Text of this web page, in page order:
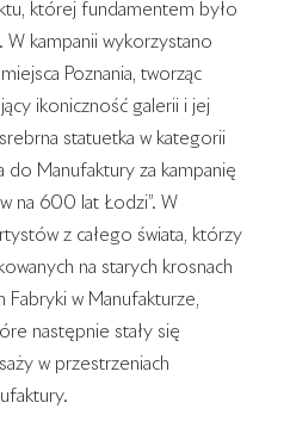
której fundamentem było
W kampanii wykorzystano
Poznania, tworząc
ikoniczność galerii i jej
statuetka w kategorii
do Manufaktury za kampanię
na 600 lat Łodzi”. W
z całego świata, którzy
na starych krosnach
Fabryki w Manufakturze,
następnie stały się
w przestrzeniach